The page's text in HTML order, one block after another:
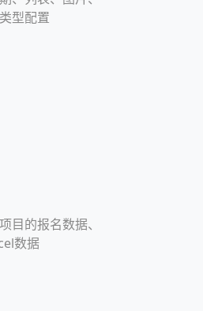
型配置
目的报名数据、
数据